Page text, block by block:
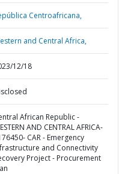
Centroafricana,
and Central Africa,
12/18
African Republic -
AND CENTRAL AFRICA-
CAR - Emergency
and Connectivity
Project - Procurement